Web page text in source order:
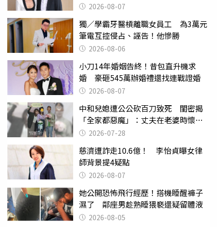
2026-08-07
獨／學霸牙醫槓離職女員工 為3萬元
筆電互控侵占、誣告！他慘勝
2026-08-06
小刀14年婚姻告終！昔包直升機求
婚 豪砸545萬辦婚禮還找連戰證婚
2026-08-07
中和兒媳遭公公砍百刀致死 閨密揭
「全家都惡魔」：丈夫在老婆時懷孕
摔東西
2026-07-28
慈濟遭詐走10.6億！ 李怡貞曝女律
師背景提4疑點
2026-08-07
她公開恐怖飛行經歷！搭機睡醒褲子
濕了 鄰座男趁熟睡猥褻還疑留體液
2026-08-05